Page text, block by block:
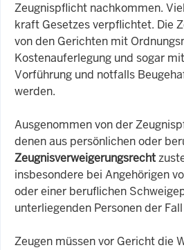
Zeugnispflicht nachkommen.
kraft Gesetzes verpflichtet. Die
von den Gerichten mit
Kostenauferlegung und sogar
Vorführung und notfalls
werden.
Ausgenommen von der
denen aus persönlichen oder
Zeugnisverweigerungsrecht
insbesondere bei Angehörigen
oder einer beruflichen
unterliegenden Personen der
Zeugen müssen vor Gericht die